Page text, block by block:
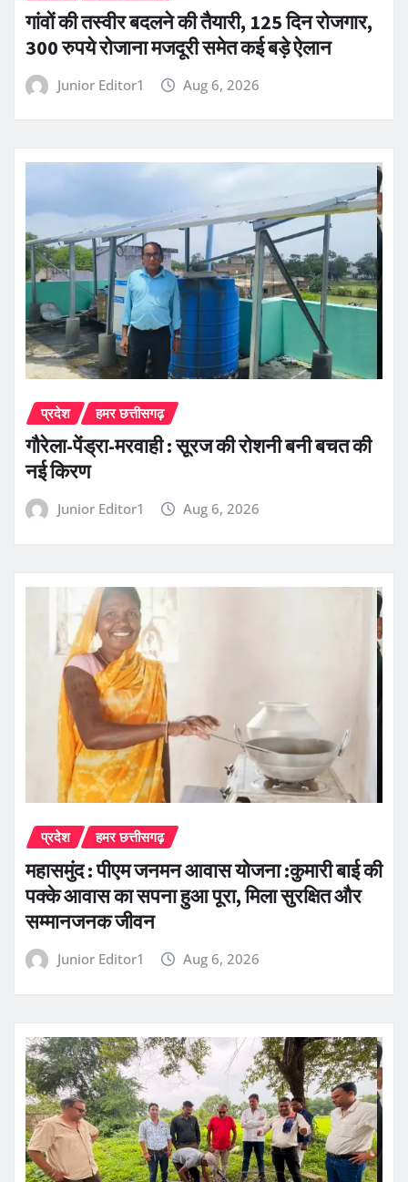
गांवों की तस्वीर बदलने की तैयारी, 125 दिन रोजगार,
300 रुपये रोजाना मजदूरी समेत कई बड़े ऐलान
Junior Editor1 Aug 6, 2026
प्रदेश हमर छत्तीसगढ़
गौरेला-पेंड्रा-मरवाही : सूरज की रोशनी बनी बचत की
नई किरण
Junior Editor1 Aug 6, 2026
प्रदेश हमर छत्तीसगढ़
महासमुंद : पीएम जनमन आवास योजना :कुमारी बाई की
पक्के आवास का सपना हुआ पूरा, मिला सुरक्षित और
सम्मानजनक जीवन
Junior Editor1 Aug 6, 2026